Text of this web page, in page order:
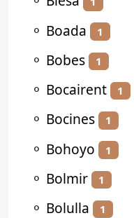
⚬ Boada 1
⚬ Bobes 1
⚬ Bocairent 1
⚬ Bocines 1
⚬ Bohoyo 1
⚬ Bolmir 1
⚬ Bolulla 1